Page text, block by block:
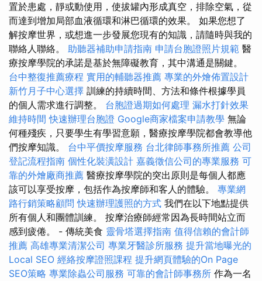
置於患處，靜或動使用，使拔罐內形成真空，排除空氣，從
而達到增加局部血液循環和淋巴循環的效果。 如果您想了
解按摩世界，或想進一步發展您現有的知識，請隨時與我的
聯絡人聯絡。 助聽器補助申請指南 申請台胞證照片規範 醫
療按摩學院的承諾是基於無障礙教育，其中溝通是關鍵。
台中整復推薦療程 實用的輔聽器推薦 專業的外燴佈置設計
新竹月子中心選擇 訓練的持續時間、方法和條件根據學員
的個人需求進行調整。 台胞證過期如何處理 漏水打針效果
維持時間 快速辦理台胞證 Google商家檔案申請教學 無論
何種殘疾，只要學生有學習意願，醫療按摩學院都會教導他
們按摩知識。 台中平價按摩服務 台北律師事務所推薦 公司
登記流程指南 個性化裝潢設計 嘉義徵信公司的專業服務 可
靠的外燴廠商推薦 醫療按摩學院的突出原則是每個人都應
該可以享受按摩，包括作為按摩師和客人的體驗。 專業網
路行銷策略顧問 快速辦理護照的方式 我們在以下地點提供
所有個人和團體訓練。 按摩治療師經常因為長時間站立而
感到疲倦。 - 傳統美食 靈骨塔選擇指南 值得信賴的會計師
推薦 高雄專業清潔公司 專業牙醫診所服務 提升當地曝光的
Local SEO 經絡按摩證照課程 提升網頁體驗的On Page
SEO策略 專業除蟲公司服務 可靠的會計師事務所 作為一名